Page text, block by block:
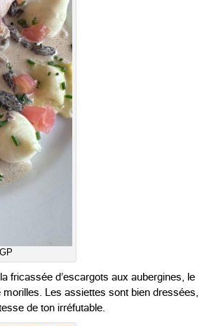
fricassée d’escargots aux aubergines, le
Les assiettes sont bien dressées,
de ton irréfutable.